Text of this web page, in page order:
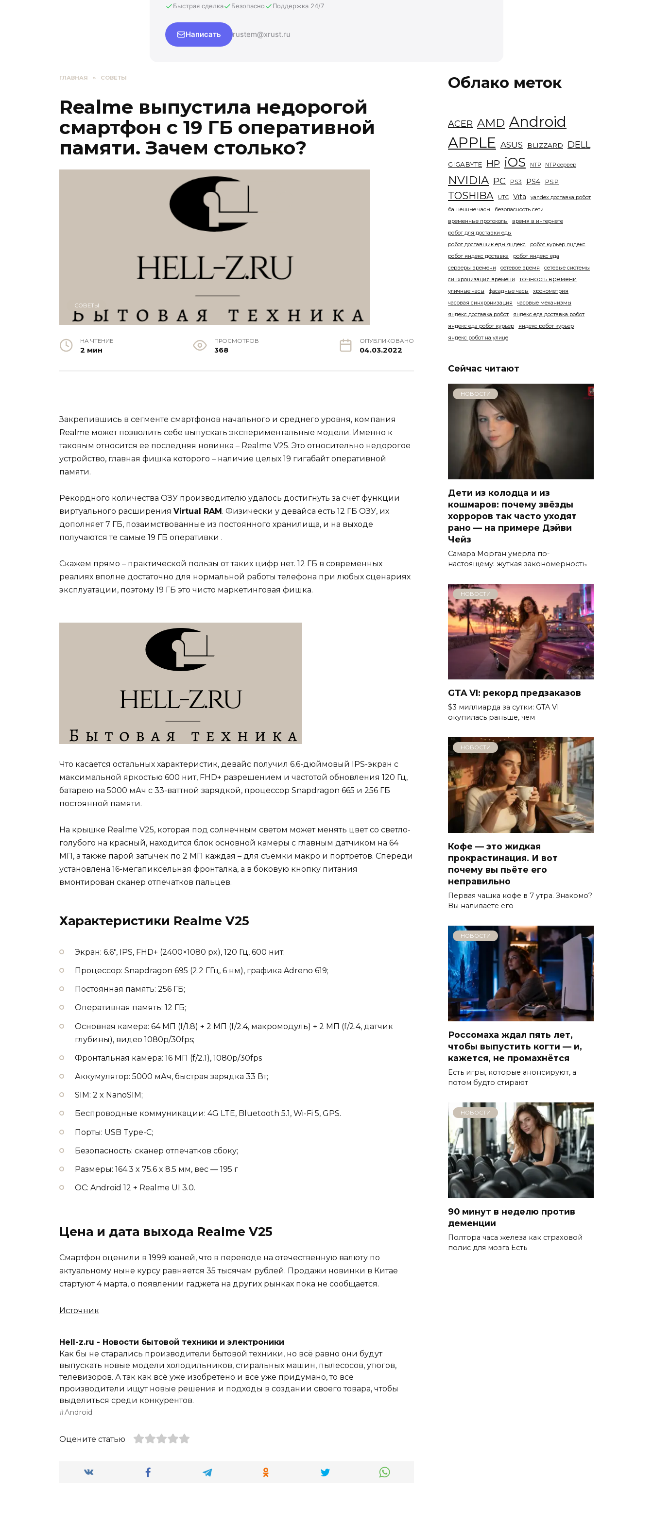
Быстрая сделка Безопасно Поддержка 24/7
Написать rustem@xrust.ru
ГЛАВНАЯ » СОВЕТЫ
Realme выпустила недорогой
смартфон с 19 ГБ оперативной
памяти. Зачем столько?
СОВЕТЫ
НА ЧТЕНИЕ
2 мин
ПРОСМОТРОВ
368
ОПУБЛИКОВАНО
04.03.2022
Закрепившись в сегменте смартфонов начального и среднего уровня, компания
Realme может позволить себе выпускать экспериментальные модели. Именно к
таковым относится ее последняя новинка – Realme V25. Это относительно недорогое
устройство, главная фишка которого – наличие целых 19 гигабайт оперативной
памяти.
Рекордного количества ОЗУ производителю удалось достигнуть за счет функции
виртуального расширения Virtual RAM. Физически у девайса есть 12 ГБ ОЗУ, их
дополняет 7 ГБ, позаимствованные из постоянного хранилища, и на выходе
получаются те самые 19 ГБ оперативки .
Скажем прямо – практической пользы от таких цифр нет. 12 ГБ в современных
реалиях вполне достаточно для нормальной работы телефона при любых сценариях
эксплуатации, поэтому 19 ГБ это чисто маркетинговая фишка.
Что касается остальных характеристик, девайс получил 6.6-дюймовый IPS-экран с
максимальной яркостью 600 нит, FHD+ разрешением и частотой обновления 120 Гц,
батарею на 5000 мАч с 33-ваттной зарядкой, процессор Snapdragon 665 и 256 ГБ
постоянной памяти.
На крышке Realme V25, которая под солнечным светом может менять цвет со светло-
голубого на красный, находится блок основной камеры с главным датчиком на 64
МП, а также парой затычек по 2 МП каждая – для съемки макро и портретов. Спереди
установлена 16-мегапиксельная фронталка, а в боковую кнопку питания
вмонтирован сканер отпечатков пальцев.
Характеристики Realme V25
Экран: 6.6″, IPS, FHD+ (2400×1080 px), 120 Гц, 600 нит;
Процессор: Snapdragon 695 (2.2 ГГц, 6 нм), графика Adreno 619;
Постоянная память: 256 ГБ;
Оперативная память: 12 ГБ;
Основная камера: 64 МП (f/1.8) + 2 МП (f/2.4, макромодуль) + 2 МП (f/2.4, датчик
глубины), видео 1080p/30fps;
Фронтальная камера: 16 МП (f/2.1), 1080p/30fps
Аккумулятор: 5000 мАч, быстрая зарядка 33 Вт;
SIM: 2 x NanoSIM;
Беспроводные коммуникации: 4G LTE, Bluetooth 5.1, Wi-Fi 5, GPS.
Порты: USB Type-C;
Безопасность: сканер отпечатков сбоку;
Размеры: 164.3 x 75.6 x 8.5 мм, вес — 195 г
ОС: Android 12 + Realme UI 3.0.
Цена и дата выхода Realme V25
Смартфон оценили в 1999 юаней, что в переводе на отечественную валюту по
актуальному ныне курсу равняется 35 тысячам рублей. Продажи новинки в Китае
стартуют 4 марта, о появлении гаджета на других рынках пока не сообщается.
Источник
Hell-z.ru - Новости бытовой техники и электроники
Как бы не старались производители бытовой техники, но всё равно они будут
выпускать новые модели холодильников, стиральных машин, пылесосов, утюгов,
телевизоров. А так как всё уже изобретено и все уже придумано, то все
производители ищут новые решения и подходы в создании своего товара, чтобы
выделиться среди конкурентов.
Android
Оцените статью
Облако меток
ACER AMD Android
APPLE ASUS BLIZZARD DELL
GIGABYTE HP iOS NTP NTP сервер
NVIDIA PC PS3 PS4 PSP
TOSHIBA UTC Vita
yandex доставка робот
башенные часы
безопасность сети
временные протоколы
время в интернете
робот для доставки еды
робот доставщик еды яндекс
робот курьер яндекс
робот яндекс доставка
робот яндекс еда
серверы времени
сетевое время
сетевые системы
синхронизация времени
точность времени
уличные часы фасадные часы
хронометрия
часовая синхронизация
часовые механизмы
яндекс доставка робот
яндекс еда доставка робот
яндекс еда робот курьер
яндекс робот курьер
яндекс робот на улице
Сейчас читают
НОВОСТИ
Дети из колодца и из
кошмаров: почему звёзды
хорроров так часто уходят
рано — на примере Дэйви
Чейз
Самара Морган умерла по-
настоящему: жуткая закономерность
НОВОСТИ
GTA VI: рекорд предзаказов
$3 миллиарда за сутки: GTA VI
окупилась раньше, чем
НОВОСТИ
Кофе — это жидкая
прокрастинация. И вот
почему вы пьёте его
неправильно
Первая чашка кофе в 7 утра. Знакомо?
Вы наливаете его
НОВОСТИ
Россомаха ждал пять лет,
чтобы выпустить когти — и,
кажется, не промахнётся
Есть игры, которые анонсируют, а
потом будто стирают
НОВОСТИ
90 минут в неделю против
деменции
Полтора часа железа как страховой
полис для мозга Есть